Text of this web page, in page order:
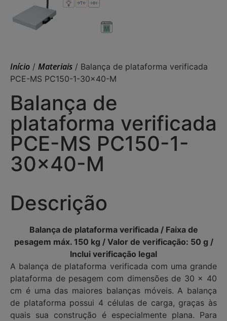
Início / Materiais / Balança de plataforma verificada
PCE-MS PC150-1-30×40-M
Balança de
plataforma verificada
PCE-MS PC150-1-
30×40-M
Descrição
Balança de plataforma verificada / Faixa de
pesagem máx. 150 kg / Valor de verificação: 50 g /
Inclui verificação legal
A balança de plataforma verificada com uma grande
plataforma de pesagem com dimensões de 30 x 40
cm é uma das maiores balanças móveis. A balança
de plataforma possui 4 células de carga, graças às
quais sua construção é especialmente plana. Para